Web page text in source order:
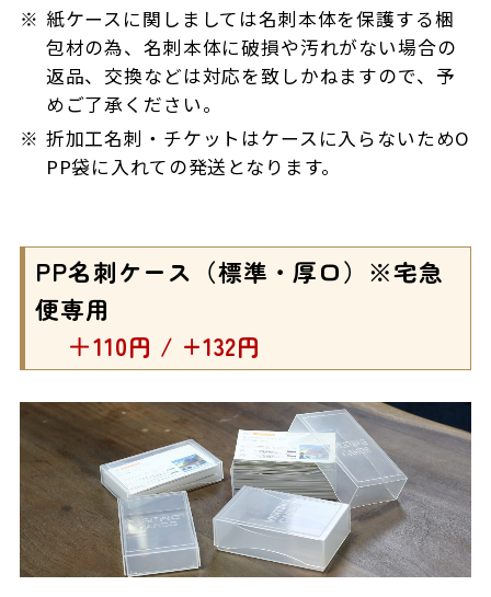
紙ケースに関しましては名刺本体を保護する梱
包材の為、名刺本体に破損や汚れがない場合の
返品、交換などは対応を致しかねますので、予
めご了承ください。
折加工名刺・チケットはケースに入らないためO
PP袋に入れての発送となります。
PP名刺ケース（標準・厚口）※宅急
便専用
＋110円 / +132円